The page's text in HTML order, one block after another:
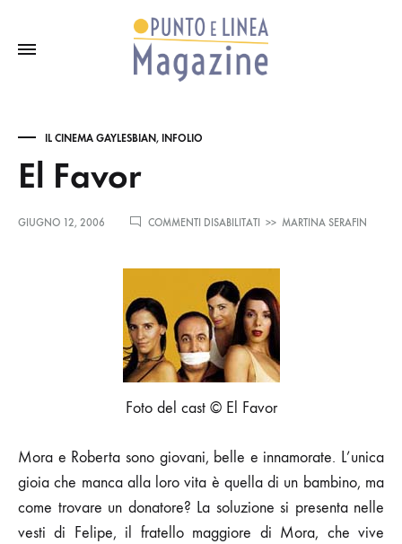
IL CINEMA GAYLESBIAN, INFOLIO
El Favor
GIUGNO 12, 2006 COMMENTI DISABILITATI
SU
>> MARTINA SERAFIN
Foto del cast © El Favor
Mora e Roberta sono giovani, belle e innamorate. L’unica
gioia che manca alla loro vita è quella di un bambino, ma
come trovare un donatore? La soluzione si presenta nelle
vesti di Felipe, il fratello maggiore di Mora, che vive